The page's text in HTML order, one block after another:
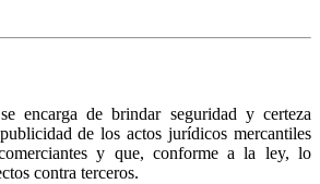
encarga de brindar seguridad y certeza
de los actos jurídicos mercantiles
y que, conforme a la ley, lo
contra terceros.